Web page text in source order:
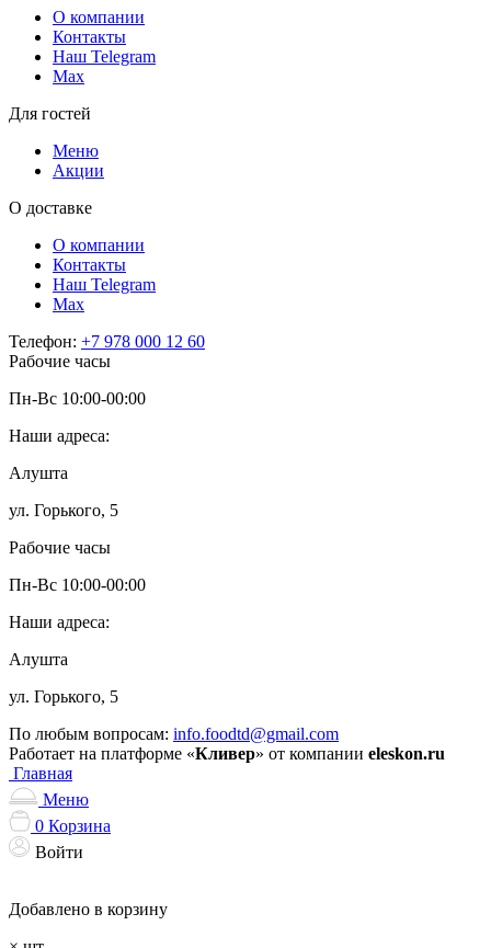
О компании
Контакты
Наш Telegram
Мах
Для гостей
Меню
Акции
О доставке
О компании
Контакты
Наш Telegram
Мах
Телефон: +7 978 000 12 60
Рабочие часы
Пн-Вс 10:00-00:00
Наши адреса:
Алушта
ул. Горького, 5
Рабочие часы
Пн-Вс 10:00-00:00
Наши адреса:
Алушта
ул. Горького, 5
По любым вопросам: info.foodtd@gmail.com
Работает на платформе «Кливер» от компании eleskon.ru
Главная
Меню
0 Корзина
Войти
Добавлено в корзину